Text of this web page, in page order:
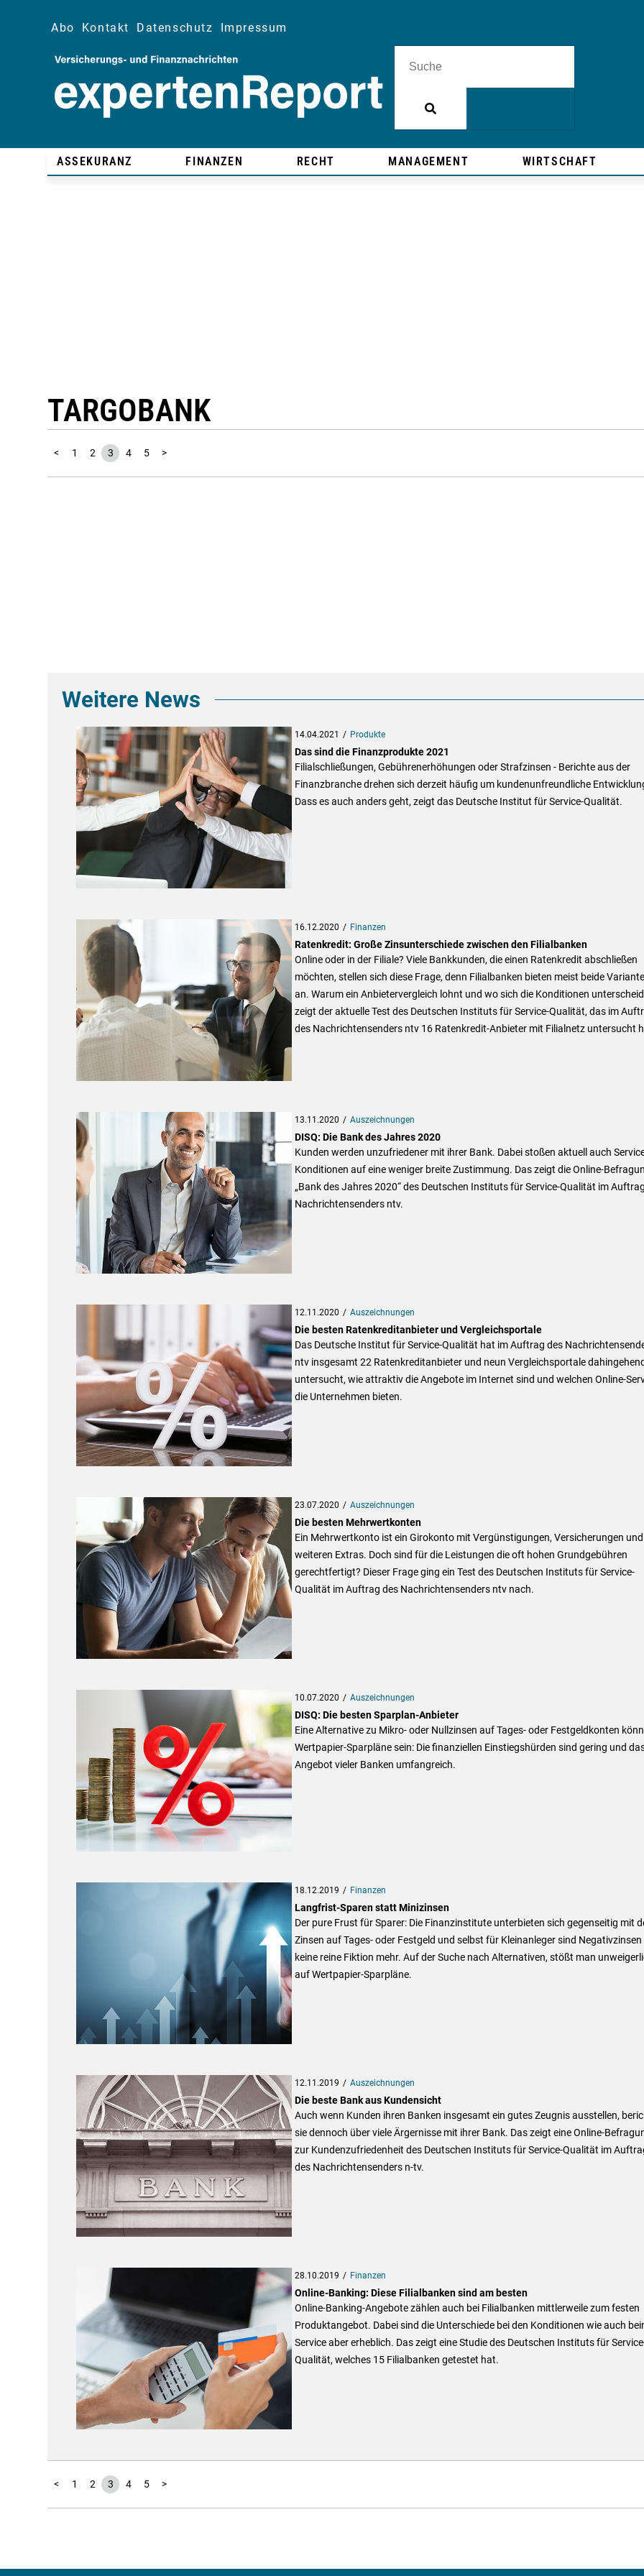
Abo Kontakt Datenschutz Impressum
ASSEKURANZ FINANZEN RECHT MANAGEMENT WIRTSCHAFT
TARGOBANK
< 1 2 3 4 5 >
Weitere News
14.04.2021 Produkte
Das sind die Finanzprodukte 2021
Filialschließungen, Gebührenerhöhungen oder Strafzinsen - Berichte aus der
Finanzbranche drehen sich derzeit häufig um kundenunfreundliche
Dass es auch anders geht, zeigt das Deutsche Institut für Service-Qualität.
16.12.2020 Finanzen
Ratenkredit: Große Zinsunterschiede zwischen den Filialbanken
Online oder in der Filiale? Viele Bankkunden, die einen Ratenkredit abschließen
möchten, stellen sich diese Frage, denn Filialbanken bieten meist beide
an. Warum ein Anbietervergleich lohnt und wo sich die Konditionen
zeigt der aktuelle Test des Deutschen Instituts für Service-Qualität, das im
des Nachrichtensenders ntv 16 Ratenkredit-Anbieter mit Filialnetz untersucht
13.11.2020 Auszeichnungen
DISQ: Die Bank des Jahres 2020
Kunden werden unzufriedener mit ihrer Bank. Dabei stoßen aktuell auch
Konditionen auf eine weniger breite Zustimmung. Das zeigt die Online-
„Bank des Jahres 2020“ des Deutschen Instituts für Service-Qualität im
Nachrichtensenders ntv.
12.11.2020 Auszeichnungen
Die besten Ratenkreditanbieter und Vergleichsportale
Das Deutsche Institut für Service-Qualität hat im Auftrag des
ntv insgesamt 22 Ratenkreditanbieter und neun Vergleichsportale
untersucht, wie attraktiv die Angebote im Internet sind und welchen Online-
die Unternehmen bieten.
23.07.2020 Auszeichnungen
Die besten Mehrwertkonten
Ein Mehrwertkonto ist ein Girokonto mit Vergünstigungen, Versicherungen und
weiteren Extras. Doch sind für die Leistungen die oft hohen Grundgebühren
gerechtfertigt? Dieser Frage ging ein Test des Deutschen Instituts für Service-
Qualität im Auftrag des Nachrichtensenders ntv nach.
10.07.2020 Auszeichnungen
DISQ: Die besten Sparplan-Anbieter
Eine Alternative zu Mikro- oder Nullzinsen auf Tages- oder Festgeldkonten
Wertpapier-Sparpläne sein: Die finanziellen Einstiegshürden sind gering und
Angebot vieler Banken umfangreich.
18.12.2019 Finanzen
Langfrist-Sparen statt Minizinsen
Der pure Frust für Sparer: Die Finanzinstitute unterbieten sich gegenseitig mit
Zinsen auf Tages- oder Festgeld und selbst für Kleinanleger sind Negativzinsen
keine reine Fiktion mehr. Auf der Suche nach Alternativen, stößt man
auf Wertpapier-Sparpläne.
12.11.2019 Auszeichnungen
Die beste Bank aus Kundensicht
Auch wenn Kunden ihren Banken insgesamt ein gutes Zeugnis ausstellen,
sie dennoch über viele Ärgernisse mit ihrer Bank. Das zeigt eine Online-
zur Kundenzufriedenheit des Deutschen Instituts für Service-Qualität im
des Nachrichtensenders n-tv.
28.10.2019 Finanzen
Online-Banking: Diese Filialbanken sind am besten
Online-Banking-Angebote zählen auch bei Filialbanken mittlerweile zum festen
Produktangebot. Dabei sind die Unterschiede bei den Konditionen wie auch
Service aber erheblich. Das zeigt eine Studie des Deutschen Instituts für
Qualität, welches 15 Filialbanken getestet hat.
< 1 2 3 4 5 >